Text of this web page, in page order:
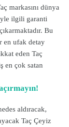
markasını dünya
ilgili garanti
Bu
en ufak detay
eden Taç
en çok satan
aldıracak,
Taç Çeyiz